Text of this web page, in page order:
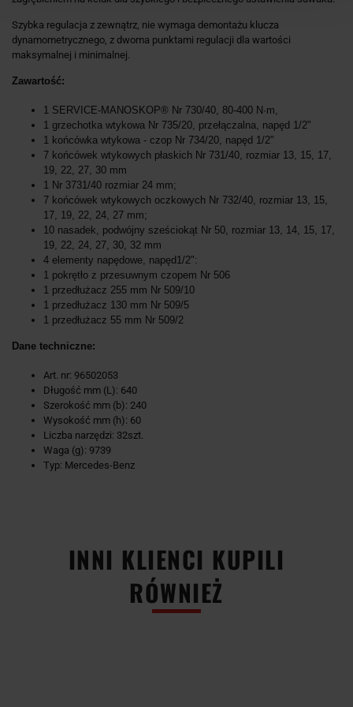
Szybka regulacja z zewnątrz, nie wymaga demontażu klucza
dynamometrycznego, z dwoma punktami regulacji dla wartości
maksymalnej i minimalnej.
Zawartość:
1 SERVICE-MANOSKOP® Nr 730/40, 80-400 N·m,
1 grzechotka wtykowa Nr 735/20, przełączalna, napęd 1/2"
1 końcówka wtykowa - czop Nr 734/20, napęd 1/2"
7 końcówek wtykowych płaskich Nr 731/40, rozmiar 13, 15, 17,
19, 22, 27, 30 mm
1 Nr 3731/40 rozmiar 24 mm;
7 końcówek wtykowych oczkowych Nr 732/40, rozmiar 13, 15,
17, 19, 22, 24, 27 mm;
10 nasadek, podwójny sześciokąt Nr 50, rozmiar 13, 14, 15, 17,
19, 22, 24, 27, 30, 32 mm
4 elementy napędowe, napęd1/2":
1 pokrętło z przesuwnym czopem Nr 506
1 przedłużacz 255 mm Nr 509/10
1 przedłużacz 130 mm Nr 509/5
1 przedłużacz 55 mm Nr 509/2
Dane techniczne:
Art. nr: 96502053
Długość mm (L): 640
Szerokość mm (b): 240
Wysokość mm (h): 60
Liczba narzędzi: 32szt.
Waga (g): 9739
Typ: Mercedes-Benz
INNI KLIENCI KUPILI
RÓWNIEŻ